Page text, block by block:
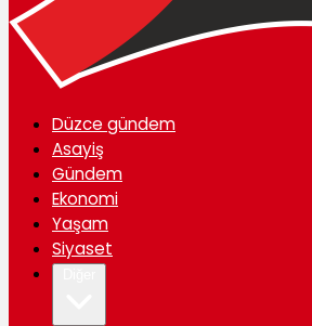
Düzce gündem
Asayiş
Gündem
Ekonomi
Yaşam
Siyaset